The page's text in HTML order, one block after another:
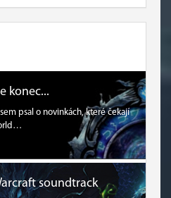
konec...
psal o novinkách, které čekají
soundtrack